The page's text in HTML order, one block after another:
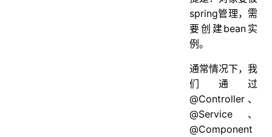
spring管理，需
要创建bean实
例。
通常情况下，我
们通过
@Controller、
@Service、
@Component